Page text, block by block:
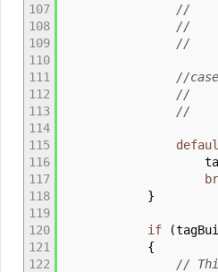
107
108
109
110
111
112
113
114
115
116
117
118
119
120
121
122
//
//
//
//
//
//
}
if (
{
//